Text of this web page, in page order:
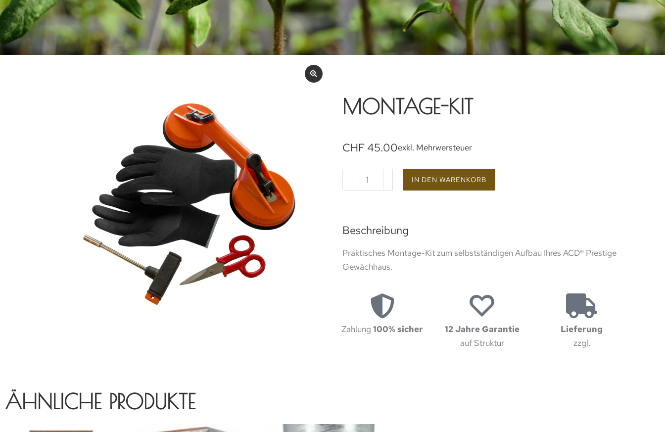
MONTAGE-KIT
CHF45.00exkl. Mehrwersteuer
IN DEN WARENKORB
Beschreibung
Praktisches Montage-Kit zum selbstständigen Aufbau Ihres ACD® Prestige
Gewächhaus.
Zahlung100% sicher
12 Jahre Garantie
auf Struktur
Lieferung
zzgl.
ÄHNLICHE PRODUKTE